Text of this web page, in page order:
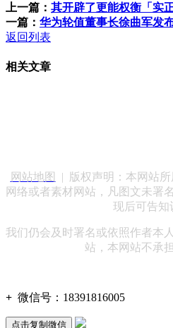
上一篇： 其开辟了更能权衡「实
一篇： 华为轮值董事长徐曲军发
返回列表
相关文章
网站地图
| 版权声明：本网站
网络或者素材网站，凡图文未署
现后可告知
我们仍会及时署名或依照作者本
站，本网站不承
+ 微信号： 18391816005
点击复制微信